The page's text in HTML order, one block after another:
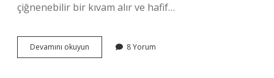
çiğnenebilir bir kıvam alır ve hafif…
Devamını okuyun Ahtapot
Eti
8 Yorum